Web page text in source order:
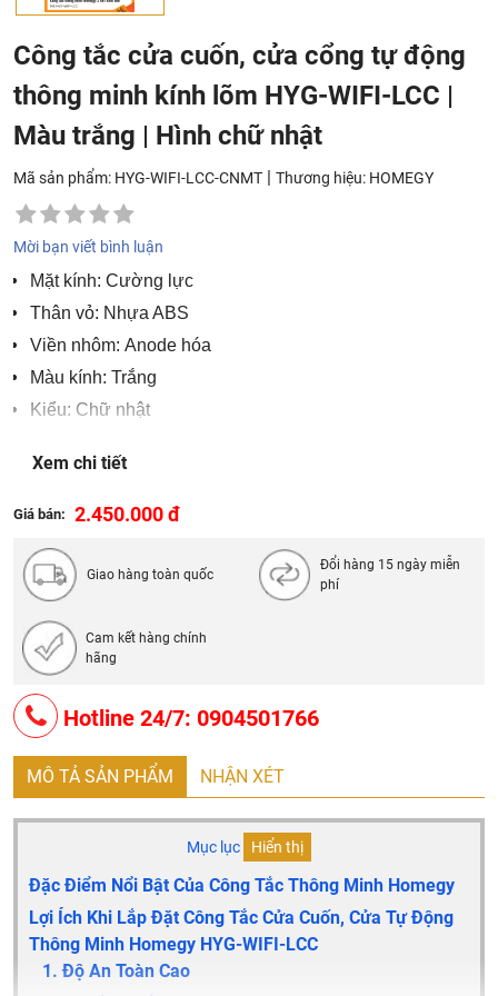
Công tắc cửa cuốn, cửa cổng tự động
thông minh kính lõm HYG-WIFI-LCC |
Màu trắng | Hình chữ nhật
Mã sản phẩm: HYG-WIFI-LCC-CNMT | Thương hiệu: HOMEGY
Mời bạn viết bình luận
Mặt kính: Cường lực
Thân vỏ: Nhựa ABS
Viền nhôm: Anode hóa
Màu kính: Trắng
Kiểu: Chữ nhật
Số lần bật tắt: 100.000
Điện áp hoạt động: 220V/50Hz
Kích thước: Hình Chữ Nhật: 122x80x33
Khối lượng: Hình Chữ Nhật: 176±0.5
Nhiệt độ, đổ ẩm tối đa: 0°C ÷ 55°C / 95%RH
Công suất tối đa: Đèn LED : 150 w / Sợi đốt : 700 w
Bảo hành 3 năm
Xem chi tiết
Giá bán: 2.450.000 đ
Giao hàng toàn quốc
Đổi hàng 15 ngày miễn
phí
Cam kết hàng chính
hãng
Hotline 24/7: 0904501766
MÔ TẢ SẢN PHẨM NHẬN XÉT
Mục lục Hiển thị
Đặc Điểm Nổi Bật Của Công Tắc Thông Minh Homegy
Lợi Ích Khi Lắp Đặt Công Tắc Cửa Cuốn, Cửa Tự Động
Thông Minh Homegy HYG-WIFI-LCC
1. Độ An Toàn Cao